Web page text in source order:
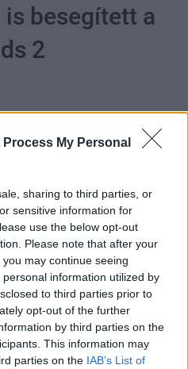
Process My Personal
sharing to third parties, or
sensitive information for
use the below opt-out
Please note that after your
may continue seeing
information utilized by
to third parties prior to
opt-out of the further
by third parties on the
This information may
parties on the IAB’s List of
is besegített a
2
Software-nek.
Showcase után megtartott
nyilvánvalóvá tette, hogy az
szintet akar lépni 2019-
Ennek szellemében
5-tel készülő kaland